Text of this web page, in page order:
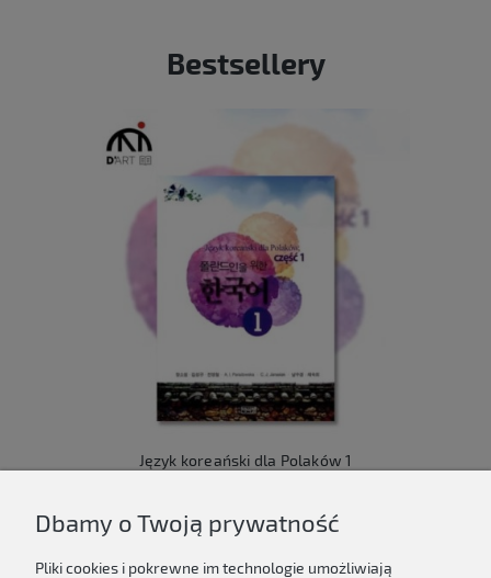
Bestsellery
Język koreański dla Polaków 1
Do koszyka
Dbamy o Twoją prywatność
Pliki cookies i pokrewne im technologie umożliwiają